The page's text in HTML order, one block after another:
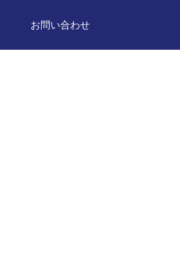
お問い合わせ